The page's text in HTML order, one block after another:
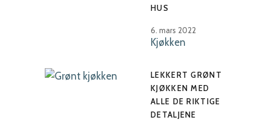
HUS
6. mars 2022
Kjøkken
LEKKERT GRØNT
KJØKKEN MED
ALLE DE RIKTIGE
DETALJENE